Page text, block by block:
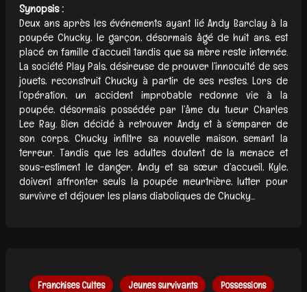
Synopsis :
Deux ans après les événements ayant lié Andy Barclay à la
poupée Chucky, le garçon, désormais âgé de huit ans, est
placé en famille d’accueil tandis que sa mère reste internée.
La société Play Pals, désireuse de prouver l’innocuité de ses
jouets, reconstruit Chucky à partir de ses restes. Lors de
l’opération, un accident improbable redonne vie à la
poupée, désormais possédée par l’âme du tueur Charles
Lee Ray. Bien décidé à retrouver Andy et à s’emparer de
son corps, Chucky infiltre sa nouvelle maison, semant la
terreur. Tandis que les adultes doutent de la menace et
sous-estiment le danger, Andy et sa sœur d’accueil, Kyle,
doivent affronter seuls la poupée meurtrière, lutter pour
survivre et déjouer les plans diaboliques de Chucky...
Franchises Cultes Jeunes survivants Possessions